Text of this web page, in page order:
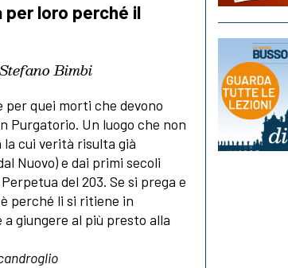
per loro perché il
Bimbi
per quei morti che devono
Purgatorio. Un luogo che non
la cui verità risulta già
Nuovo) e dai primi secoli
del 203. Se si prega e
perché li si ritiene in
giungere al più presto alla